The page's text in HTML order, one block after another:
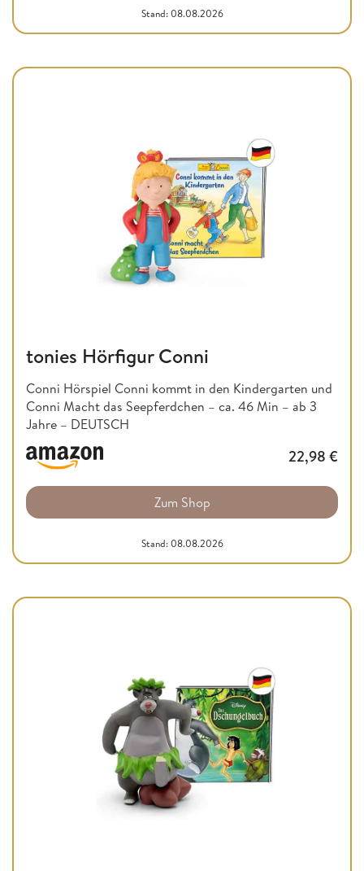
Stand: 08.08.2026
tonies Hörfigur Conni
Conni Hörspiel Conni kommt in den Kindergarten und
Conni Macht das Seepferdchen – ca. 46 Min – ab 3
Jahre – DEUTSCH
22,98 €
Zum Shop
Stand: 08.08.2026